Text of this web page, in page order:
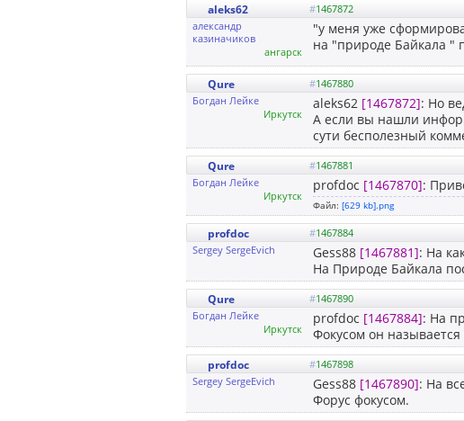
aleks62 #1467872
александр
казиначиков
ангарск
"у меня уже
на "природе Байкала "
Qure #1467880
Богдан Лейке
Иркутск
aleks62 [1467872]: Но
А если вы нашли
сути бесполезный
Qure #1467881
Богдан Лейке
Иркутск
profdoc [1467870]:
Файл: [629 kb].png
profdoc #1467884
Sergey SergeEvich
Gess88 [1467881]: На
На Природе Байкала
Qure #1467890
Богдан Лейке
Иркутск
profdoc [1467884]: На
Фокусом он
profdoc #1467898
Sergey SergeEvich
Gess88 [1467890]: На
Форус фокусом.